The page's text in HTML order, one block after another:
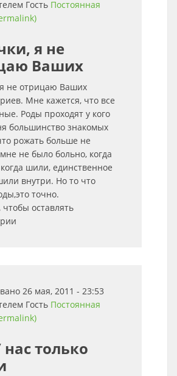
Гость Постоянная
я не
Ваших
не отрицаю Ваших
Мне кажется, что все
Роды проходят у кого
большинство знакомых
рожать больше не
не было больно, когда
шили, единственное
внутри. Но то что
точно.
чтобы оставлять
26 мая, 2011 - 23:53
Гость Постоянная
только